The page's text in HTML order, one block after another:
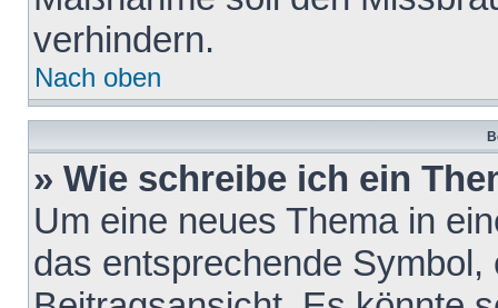
verhindern.
Nach oben
» Wie schreibe ich ein
Um eine neues Thema in
das entsprechende